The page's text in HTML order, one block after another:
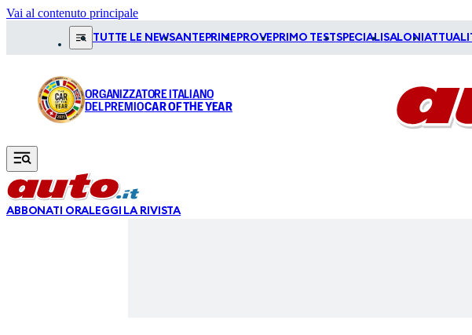
Vai al contenuto principale
TUTTE LE NEWSANTEPRIME PROVE PRIMO TESTSPECIALI SALONI
ORGANIZZATORE ITALIANO
DEL PREMIOCAR OF THE YEAR
ABBONATI ORALEGGI LA RIVISTA